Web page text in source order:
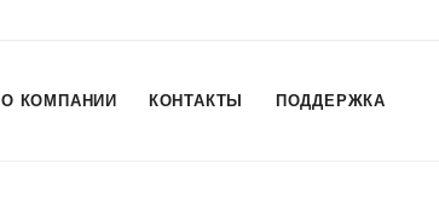
О КОМПАНИИ КОНТАКТЫ ПОДДЕРЖКА